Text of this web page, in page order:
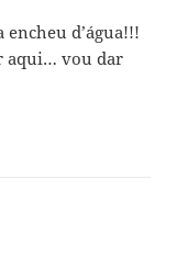
d’água!!!
aqui… vou dar